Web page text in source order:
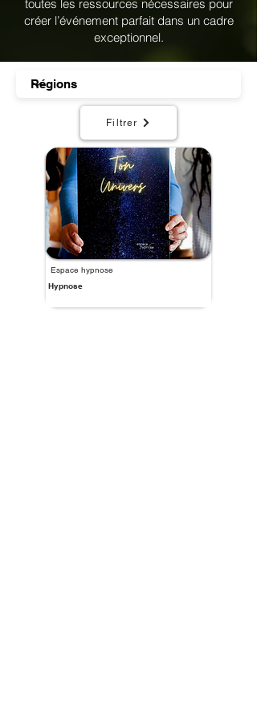
toutes les ressources nécessaires pour
créer l’événement parfait dans un cadre
exceptionnel.
Filtrer
Espace hypnose
Hypnose